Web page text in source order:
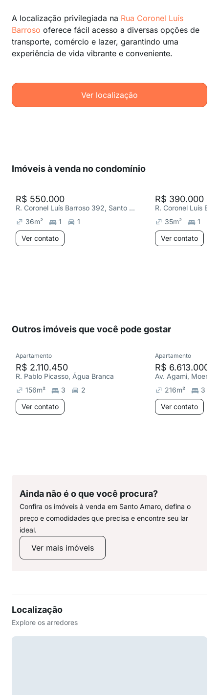
A localização privilegiada na Rua Coronel Luís
Barroso oferece fácil acesso a diversas opções de
transporte, comércio e lazer, garantindo uma
experiência de vida vibrante e conveniente.
Ver localização
Imóveis à venda no condomínio
R$ 550.000
R. Coronel Luís Barroso 392, Santo Amaro
36m² 1
1
Ver contato
R$ 390.000
35m² 1
Ver contato
Outros imóveis que você pode gostar
Apartamento
R$ 2.110.450
R. Pablo Picasso, Água Branca
156m² 3
2
Ver contato
Apartamento
R$ 6.613.000
Av. Agami, Moema
216m²
3
Ver contato
Ainda não é o que você procura?
Confira os imóveis à venda em Santo Amaro, defina o
preço e comodidades que precisa e encontre seu lar
ideal.
Ver mais imóveis
Localização
Explore os arredores